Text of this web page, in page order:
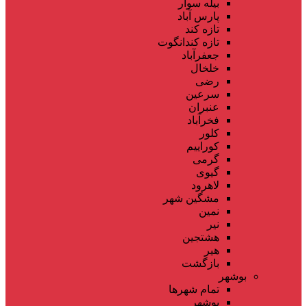
بیله سوار
پارس آباد
تازه کند
تازه کندانگوت
جعفرآباد
خلخال
رضی
سرعین
عنبران
فخرآباد
کلور
کوراییم
گرمی
گیوی
لاهرود
مشگین شهر
نمین
نیر
هشتجین
هیر
بازگشت
بوشهر
تمام شهر‌ها
بوشهر